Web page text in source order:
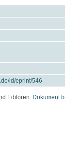
id/eprint/546
Editoren: Dokument